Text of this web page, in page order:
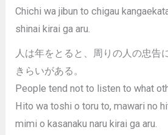
Chichi wa jibun to chigau
shinai kirai ga aru.
人は年をとると、周りの人の忠告
きらいがある。
People tend not to listen to what
Hito wa toshi o toru to, mawari no
mimi o kasanaku naru kirai ga aru.